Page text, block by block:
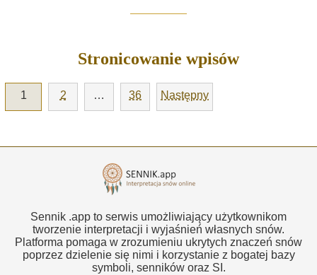
Stronicowanie wpisów
1 2 … 36 Następny
Sennik .app to serwis umożliwiający użytkownikom
tworzenie interpretacji i wyjaśnień własnych snów.
Platforma pomaga w zrozumieniu ukrytych znaczeń snów
poprzez dzielenie się nimi i korzystanie z bogatej bazy
symboli, senników oraz SI.